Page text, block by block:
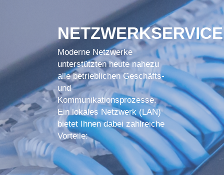
NETZWERKSERVICE
Moderne Netzwerke
unterstützten heute nahezu
alle betrieblichen Geschäfts-
und
Kommunikationsprozesse.
Ein lokales Netzwerk (LAN)
bietet Ihnen dabei zahlreiche
Vorteile: